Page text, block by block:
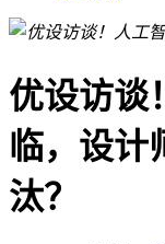
优设访谈
临，设计
汰？